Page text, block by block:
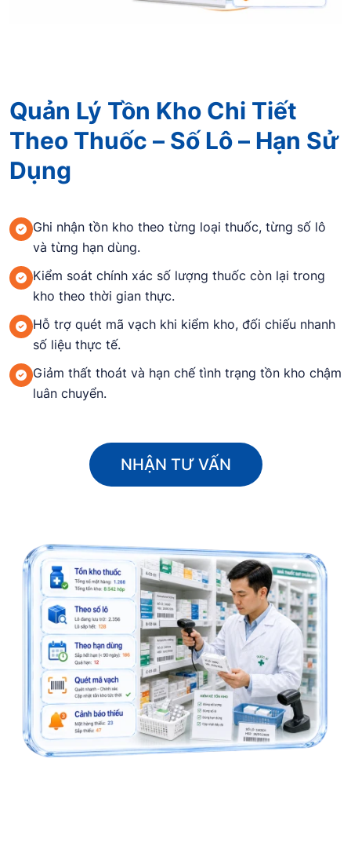
Quản Lý Tồn Kho Chi Tiết
Theo Thuốc – Số Lô – Hạn Sử
Dụng
Ghi nhận tồn kho theo từng loại thuốc, từng số lô
và từng hạn dùng.
Kiểm soát chính xác số lượng thuốc còn lại trong
kho theo thời gian thực.
Hỗ trợ quét mã vạch khi kiểm kho, đối chiếu nhanh
số liệu thực tế.
Giảm thất thoát và hạn chế tình trạng tồn kho chậm
luân chuyển.
NHẬN TƯ VẤN